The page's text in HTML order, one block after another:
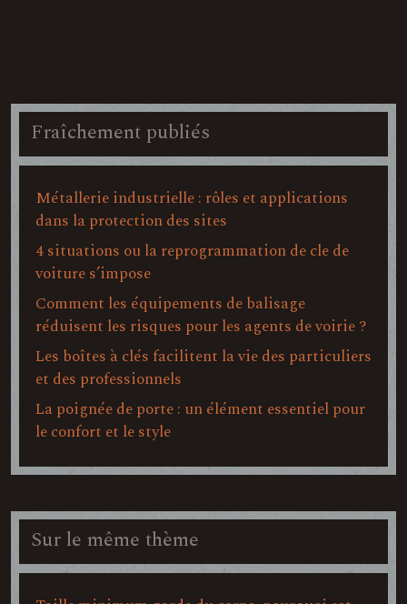
Fraîchement publiés
Métallerie industrielle : rôles et applications
dans la protection des sites
4 situations ou la reprogrammation de cle de
voiture s’impose
Comment les équipements de balisage
réduisent les risques pour les agents de voirie ?
Les boîtes à clés facilitent la vie des particuliers
et des professionnels
La poignée de porte : un élément essentiel pour
le confort et le style
Sur le même thème